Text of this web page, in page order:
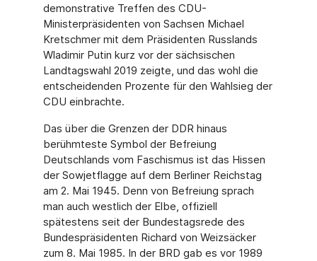
demonstrative Treffen des CDU-
Ministerpräsidenten von Sachsen Michael
Kretschmer mit dem Präsidenten Russlands
Wladimir Putin kurz vor der sächsischen
Landtagswahl 2019 zeigte, und das wohl die
entscheidenden Prozente für den Wahlsieg der
CDU einbrachte.
Das über die Grenzen der DDR hinaus
berühmteste Symbol der Befreiung
Deutschlands vom Faschismus ist das Hissen
der Sowjetflagge auf dem Berliner Reichstag
am 2. Mai 1945. Denn von Befreiung sprach
man auch westlich der Elbe, offiziell
spätestens seit der Bundestagsrede des
Bundespräsidenten Richard von Weizsäcker
zum 8. Mai 1985. In der BRD gab es vor 1989